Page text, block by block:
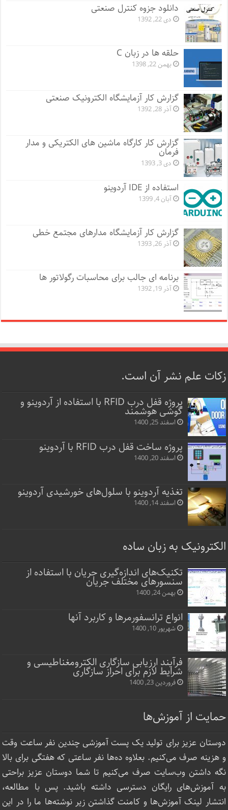
دانلود جزوه کنترل صنعتی
دی 22, 1392
حلقه ها در زبان C
بهمن 22, 1398
گزارش کار آزمایشگاه الکترونیک صنعتی
آذر 28, 1392
گزارش کار کارگاه ماشین های الکتریکی و مدار
فرمان
دی 3, 1393
استفاده از IDE آردوینو
آبان 4, 1399
گزارش کار آزمایشگاه مدارهای مجتمع خطی
آذر 26, 1393
برنامه ای جالب برای محاسبات رگولاتور ها
آذر 19, 1392
زکات علم نشر آن است.
پروژه قفل‌ درب RFID با استفاده از آردوینو و
گوشی هوشمند
اسفند 25, 1400
پروژه ساخت قفل‌ درب RFID با آردوینو
اسفند 20, 1400
تغذیه آردوینو با سلول‌های خورشیدی آردوینو
اسفند 14, 1400
الکترونیک به زبان ساده
تکنیک‌های اندازه‌گیری جریان با استفاده از
سنسورهای مختلف جریان
بهمن 24, 1400
انواع ترانسفورمرها و کاربرد آنها
شهریور 10, 1400
فرآیند ارزیابی سازگاری الکترومغناطیسی و
شرایط لازم برای احراز سازگاری
فروردین 23, 1400
حمایت از آموزش‌ها
دوستان عزیز برای تولید یک پست آموزشی چندین نفر ساعت‌ وقت
و هزینه صرف می‌کنیم. بعلاوه ده‌ها نفر ساعتی که هفتگی برای بالا
نگه داشتن وب‌سایت صرف ‌می‌کنیم تا شما دوستان عزیز براحتی
به آموزش‌های رایگان دسترسی داشته باشید. پس با مطالعه،
انتشار لینک‌ آموزش‌ها و کامنت گذاشتن زیر نوشته‌‌ها ما را در این